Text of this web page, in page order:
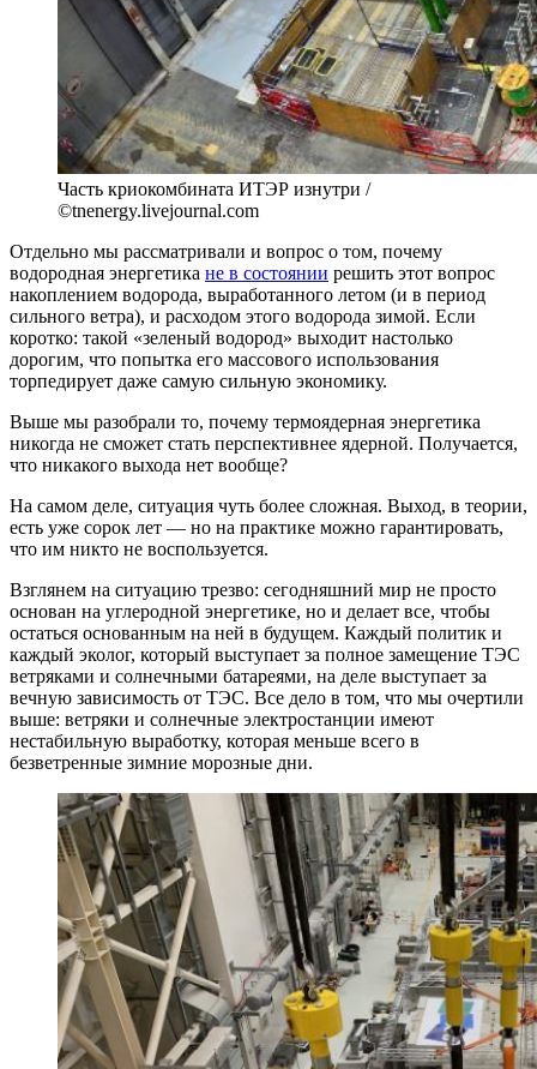
Часть криокомбината ИТЭР изнутри /
©tnenergy.livejournal.com
Отдельно мы рассматривали и вопрос о том, почему
водородная энергетика не в состоянии решить этот вопрос
накоплением водорода, выработанного летом (и в период
сильного ветра), и расходом этого водорода зимой. Если
коротко: такой «зеленый водород» выходит настолько
дорогим, что попытка его массового использования
торпедирует даже самую сильную экономику.
Выше мы разобрали то, почему термоядерная энергетика
никогда не сможет стать перспективнее ядерной. Получается,
что никакого выхода нет вообще?
На самом деле, ситуация чуть более сложная. Выход, в теории,
есть уже сорок лет — но на практике можно гарантировать,
что им никто не воспользуется.
Взглянем на ситуацию трезво: сегодняшний мир не просто
основан на углеродной энергетике, но и делает все, чтобы
остаться основанным на ней в будущем. Каждый политик и
каждый эколог, который выступает за полное замещение ТЭС
ветряками и солнечными батареями, на деле выступает за
вечную зависимость от ТЭС. Все дело в том, что мы очертили
выше: ветряки и солнечные электростанции имеют
нестабильную выработку, которая меньше всего в
безветренные зимние морозные дни.